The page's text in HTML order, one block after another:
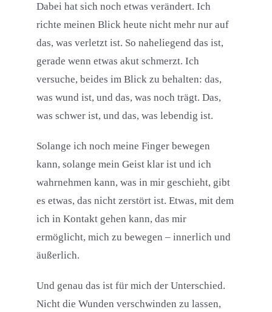
Dabei hat sich noch etwas verändert. Ich
richte meinen Blick heute nicht mehr nur auf
das, was verletzt ist. So naheliegend das ist,
gerade wenn etwas akut schmerzt. Ich
versuche, beides im Blick zu behalten: das,
was wund ist, und das, was noch trägt. Das,
was schwer ist, und das, was lebendig ist.
Solange ich noch meine Finger bewegen
kann, solange mein Geist klar ist und ich
wahrnehmen kann, was in mir geschieht, gibt
es etwas, das nicht zerstört ist. Etwas, mit dem
ich in Kontakt gehen kann, das mir
ermöglicht, mich zu bewegen – innerlich und
äußerlich.
Und genau das ist für mich der Unterschied.
Nicht die Wunden verschwinden zu lassen,